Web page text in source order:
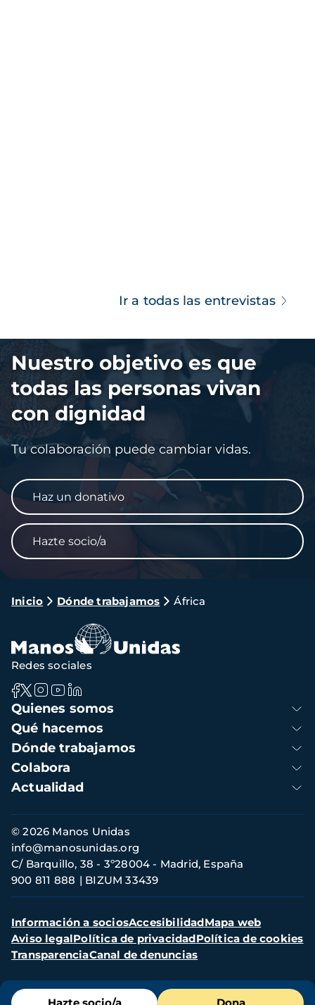
Ir a todas las entrevistas
Imagen
Nuestro objetivo es que
todas las personas vivan
con dignidad
Tu colaboración puede cambiar vidas.
Haz un donativo
Hazte socio/a
Ruta
navegación
Inicio Dónde trabajamos África
Menú
Navegación
principal
Quienes somos
Qué hacemos
Dónde trabajamos
Colabora
Actualidad
Redes sociales
Información
de
contacto
© 2026 Manos Unidas
C/ Barquillo, 38 - 3º28004 - Madrid, España
900 811 888
BIZUM 33439
info@manosunidas.org
Menú
secundario
Información a sociosAccesibilidadMapa web
Aviso legalPolítica de privacidadPolítica de cookies
TransparenciaCanal de denuncias